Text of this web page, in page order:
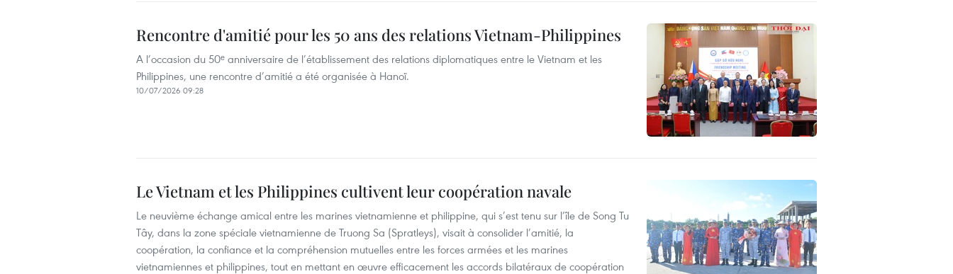
Rencontre d'amitié pour les 50 ans des relations Vietnam-Philippines
A l’occasion du 50ᵉ anniversaire de l’établissement des relations diplomatiques entre le Vietnam et les
Philippines, une rencontre d’amitié a été organisée à Hanoï.
10/07/2026 09:28
Le Vietnam et les Philippines cultivent leur coopération navale
Le neuvième échange amical entre les marines vietnamienne et philippine, qui s’est tenu sur l’île de Song Tu
Tây, dans la zone spéciale vietnamienne de Truong Sa (Spratleys), visait à consolider l’amitié, la
coopération, la confiance et la compréhension mutuelles entre les forces armées et les marines
vietnamiennes et philippines, tout en mettant en œuvre efficacement les accords bilatéraux de coopération